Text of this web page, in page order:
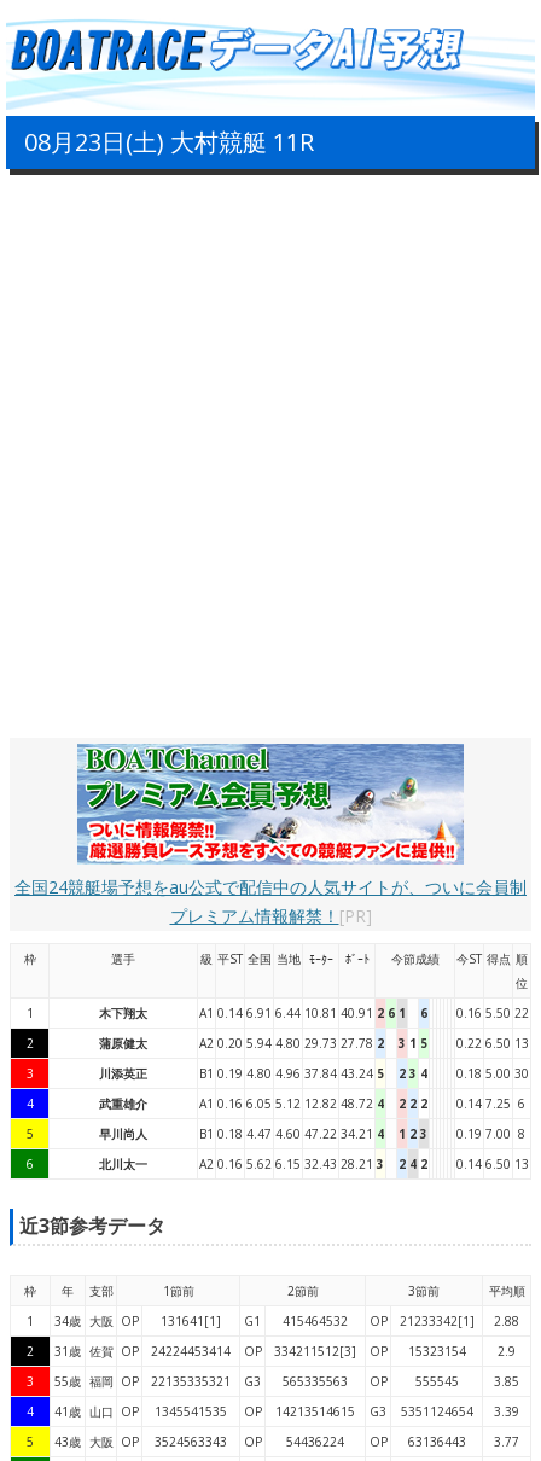
08月23日(土) 大村競艇 11R
全国24競艇場予想をau公式で配信中の人気サイトが、ついに会員制
プレミアム情報解禁！ [PR]
枠 選手 級 平ST 全国 当地 ﾓｰﾀｰ ﾎﾞｰﾄ 今節成績 今ST 得点 順
位
1
木下翔太 A1 0.14 6.91 6.44 10.81 40.91 2 6 1 6 0.16 5.50 22
2
蒲原健太 A2 0.20 5.94 4.80 29.73 27.78 2 3 1 5 0.22 6.50 13
3
川添英正 B1 0.19 4.80 4.96 37.84 43.24 5 2 3 4 0.18 5.00 30
4
武重雄介 A1 0.16 6.05 5.12 12.82 48.72 4 2 2 2 0.14 7.25 6
5
早川尚人 B1 0.18 4.47 4.60 47.22 34.21 4 1 2 3 0.19 7.00 8
6
北川太一 A2 0.16 5.62 6.15 32.43 28.21 3 2 4 2 0.14 6.50 13
近3節参考データ
枠 年 支部 1節前 2節前 3節前
平均順
1
34歳 大阪 OP 131641[1] G1 415464532 OP 21233342[1]
2.88
2
31歳 佐賀 OP 24224453414 OP 334211512[3] OP 15323154
2.9
3
55歳 福岡 OP 22135335321 G3 565335563 OP 555545
3.85
4
41歳 山口 OP 1345541535 OP 14213514615 G3 5351124654
3.39
5
43歳 大阪 OP 3524563343 OP 54436224 OP 63136443
3.77